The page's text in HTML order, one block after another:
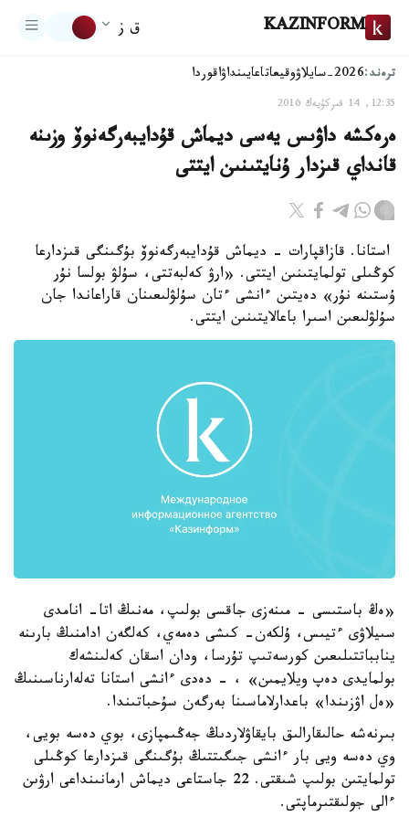
KAZINFORM ق ز
ترەند:2026-سايلاۋ وقيعاتاعايىنداۋاقوردا
12:35, 14 قىركۇيەك 2016
ەرەكشە داۋىس يەسى ديماش قۇدايبەرگەنوۆ وزىنە
قانداي قىزدار ۇنايتىنىن ايتتى
استانا. قازاقپارات - ديماش قۇدايبەرگەنوۆ بۇگىنگى قىزدارعا
كوڭىلى تولمايتىنىن ايتتى. «ارۋ كەلبەتتى، سۇلۋ بولسا نۇر
ۇستىنە نۇر» دەيتىن ءانشى ءتان سۇلۋلىعىنان قاراعاندا جان
سۇلۋلىعىن اسىرا باعالايتىنىن ايتتى.
«ەڭ باستىسى - مىنەزى جاقسى بولىپ، مەنىڭ اتا- انامدى
سىيلاۋى ءتيىس، ۇلكەن- كىشى دەمەي، كەلگەن ادامنىڭ بارىنە
ينابباتتىلىعىن كورسەتىپ تۇرسا، ودان اسقان كەلىنشەك
بولمايدى دەپ ويلايمىن» ، - دەدى ءانشى استانا تەلەارناسىنىڭ
«ەل اۋزىندا» باعدارلاماسىنا بەرگەن سۇحباتىندا.
بىرنەشە حالىقارالىق بايقاۋلاردىڭ جەڭىمپازى، بوي دەسە بويى،
وي دەسە ويى بار ءانشى جىگىتتىڭ بۇگىنگى قىزدارعا كوڭىلى
تولمايتىن بولىپ شىقتى. 22 جاستاعى ديماش ارمانىنداعى ارۋىن
ءالى جولىقتىرماپتى.